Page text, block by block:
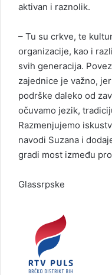
aktivan i raznolik.
– Tu su crkve, te
organizacije, kao i
svih generacija.
zajednice je važno,
podrške daleko od
očuvamo jezik,
Razmenjujemo
navodi Suzana i
gradi most između
Glassrpske